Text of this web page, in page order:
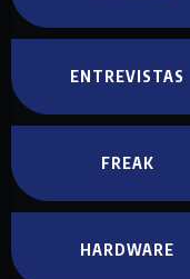
ENTREVISTAS
FREAK
HARDWARE